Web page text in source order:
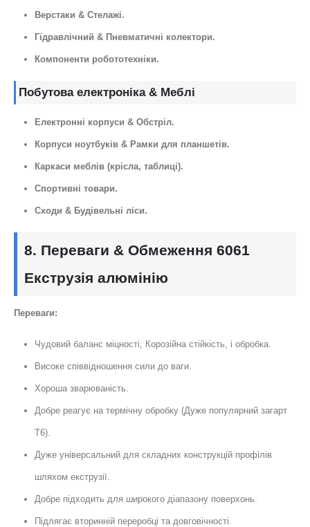
Верстаки & Стелажі.
Гідравлічний & Пневматичні колектори.
Компоненти робототехніки.
Побутова електроніка & Меблі
Електронні корпуси & Обстріл.
Корпуси ноутбуків & Рамки для планшетів.
Каркаси меблів (крісла, таблиці).
Спортивні товари.
Сходи & Будівельні ліси.
8. Переваги & Обмеження 6061
Екструзія алюмінію
Переваги:
Чудовий баланс міцності, Корозійна стійкість, і обробка.
Високе співвідношення сили до ваги.
Хороша зварюваність.
Добре реагує на термічну обробку (Дуже популярний загарт
Т6).
Дуже універсальний для складних конструкцій профілів
шляхом екструзії.
Добре підходить для широкого діапазону поверхонь.
Підлягає вторинній переробці та довговічності.